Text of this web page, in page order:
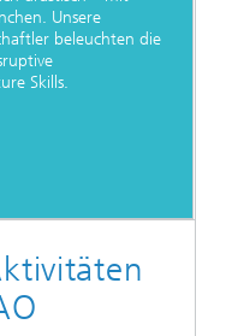
Unsere
beleuchten die
Skills.